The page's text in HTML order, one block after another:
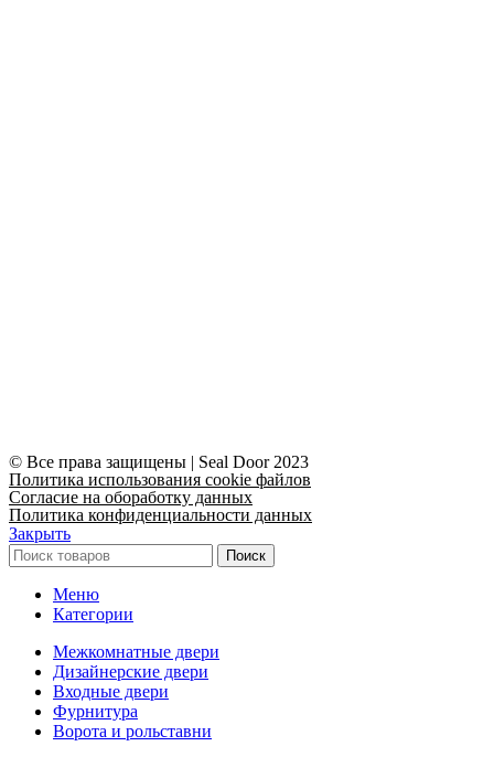
© Все права защищены | Seal Door 2023
Политика использования cookie файлов
Согласие на обоработку данных
Политика конфиденциальности данных
Закрыть
Поиск
Меню
Категории
Межкомнатные двери
Дизайнерские двери
Входные двери
Фурнитура
Ворота и рольставни